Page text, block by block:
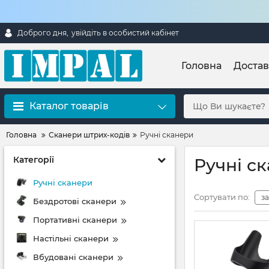
Доброго дня, увійдіть в особистий кабінет
Головна
Каталог товарів
Головна Сканери штрих-кодів Ручні сканери
Категорії
Ручні сканери
Бездротові сканери
Портативні сканери
Настільні сканери
Вбудовані сканери
Ручні
Сортувати по: